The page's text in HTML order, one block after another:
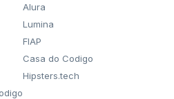
Alura
Lumina
FIAP
Casa do Codigo
Hipsters.tech